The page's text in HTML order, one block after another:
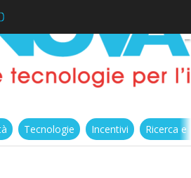
Tecnologie Incentivi Ricerca